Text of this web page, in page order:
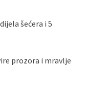
šećera i 5
prozora i mravlje